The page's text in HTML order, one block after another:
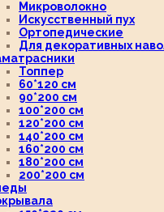
Микроволокно
Искусственный пух
Ортопедические
Для декоративных
Топпер
60*120 см
90*200 см
100*200 см
120*200 см
140*200 см
160*200 см
180*200 см
200*200 см